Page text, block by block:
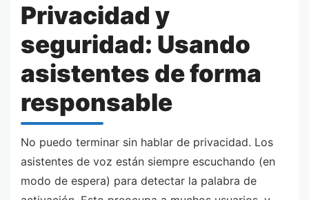
Privacidad y
seguridad: Usando
asistentes de forma
responsable
No puedo terminar sin hablar de privacidad. Los
asistentes de voz están siempre escuchando (en
modo de espera) para detectar la palabra de